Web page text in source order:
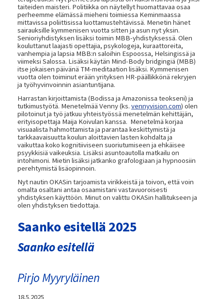
taiteiden maisteri. Politiikka on näytellyt huomattavaa osaa
perheemme elämässä mieheni toimiessa Keminmaassa
mittavissa poliittisissa luottamustehtävissä. Menetin hänet
sairauksille kymmenisen vuotta sitten ja asun nyt yksin.
Senioriyhdistyksen lisäksi toimin MBB-yhdistyksessä. Olen
kouluttanut laajasti opettajia, psykologeja, kuraattoreita,
vanhempia ja lapsia MBB:n saloihin Espoossa, Helsingissä ja
viimeksi Salossa. Lisäksi käytän Mind-Body bridgingiä (MBB)
itse jokaisen päivänä TM-meditaation lisäksi. Kymmenisen
vuotta olen toiminut erään yrityksen HR-päällikkönä rekryjen
ja työhyvinvoinnin asiantuntijana.
Harrastan kirjoittamista (Bodissa ja Amazonissa teokseni) ja
tutkimustyötä. Menetelmää Venny (ks. vennyvision.com) olen
pilotoinut ja työ jatkuu yhteistyössä menetelmän kehittäjän,
erityisopettaja Maija Koivulan kanssa. Menetelmä korjaa
visuaalista hahmottamista ja parantaa keskittymistä ja
tarkkaavaisuutta koulun aloittavien lasten kohdalta ja
vaikuttaa koko kognitiiviseen suoriutumiseen ja ehkäisee
psyykkisiä vaikeuksia. Lisäksi asuntoautolla matkailu on
intohimoni. Mietin lisäksi jatkanko grafologiaan ja hypnoosiin
perehtymistä lisäopinnoin.
Nyt nautin OKASin tarjoamista virikkeistä ja toivon, että voin
omalta osaltani antaa osaamistani vastavuoroisesti
yhdistyksen käyttöön. Minut on valittu OKASin hallitukseen ja
olen yhdistyksen tiedottaja.
Saanko esitellä 2025
Saanko esitellä
Pirjo Myyryläinen
18.5.2025